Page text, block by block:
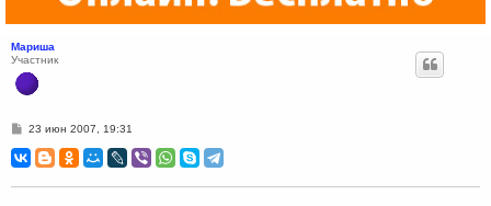
Мариша
Участник
С
о
б
23 июн 2007, 19:31